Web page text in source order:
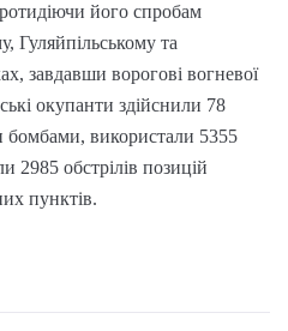
його спробам
Гуляйпільському та
завдавши ворогові вогневої
окупанти здійснили 78
бомбами, використали 5355
2985 обстрілів позицій
пунктів.